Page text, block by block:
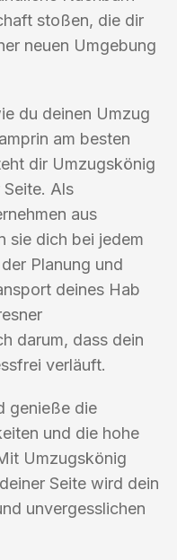
stoßen, die dir
neuen Umgebung
du deinen Umzug
am besten
dir Umzugskönig
Seite. Als
aus
sie dich bei jedem
Planung und
deines Hab
darum, dass dein
verläuft.
genieße die
und die hohe
Umzugskönig
Seite wird dein
unvergesslichen